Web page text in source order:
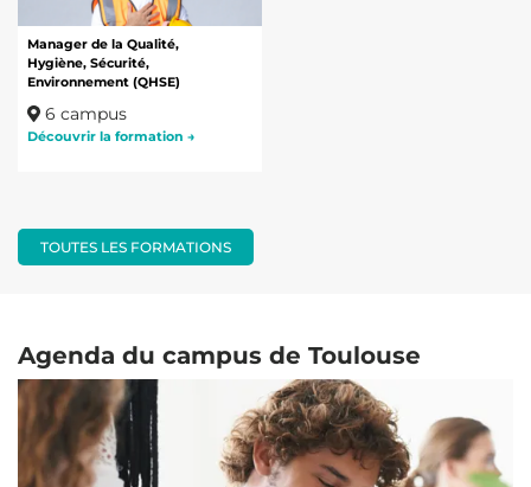
Manager de la Qualité,
Hygiène, Sécurité,
Environnement (QHSE)
6 campus
Découvrir la formation →
TOUTES LES FORMATIONS
Agenda du campus de Toulouse